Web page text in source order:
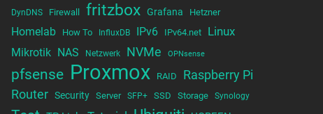
DynDNS Firewall fritzbox Grafana Hetzner
Homelab How To InfluxDB IPv6 IPv64.net Linux
Mikrotik NAS Netzwerk NVMe OPNsense
pfsense Proxmox RAID Raspberry Pi
Router Security Server SFP+ SSD Storage Synology